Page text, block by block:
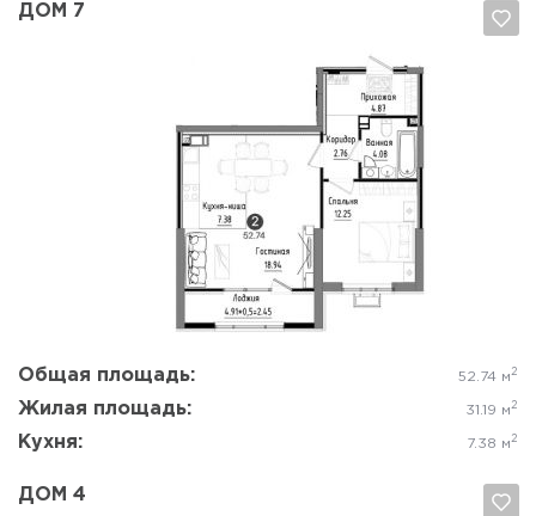
ДОМ 7
Общая площадь: 52.74 м 2
Жилая площадь: 31.19 м 2
Кухня: 7.38 м 2
Да, удалить Отмена
ДОМ 4